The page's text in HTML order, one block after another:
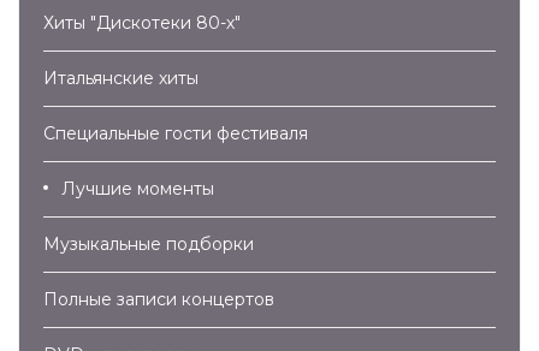
Хиты "Дискотеки 80-х"
Итальянские хиты
Специальные гости фестиваля
Лучшие моменты
Музыкальные подборки
Полные записи концертов